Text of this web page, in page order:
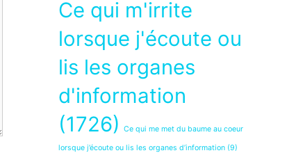
Ce qui m'irrite
lorsque j'écoute ou
lis les organes
d'information
(1726)
Ce qui me met du baume au coeur
lorsque j’écoute ou lis les organes d’information (9)